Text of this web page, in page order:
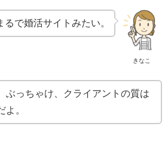
きなこ
るで婚活サイトみたい。
ぶっちゃけ、クライアントの質は
よ。